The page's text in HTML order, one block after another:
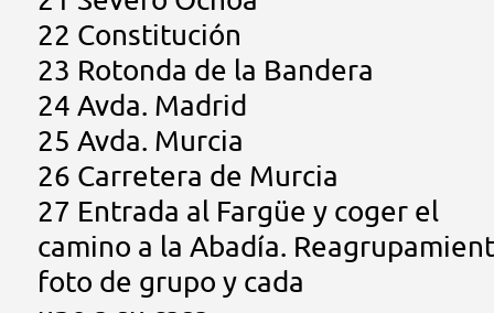
22 Constitución
23 Rotonda de la Bandera
24 Avda. Madrid
25 Avda. Murcia
26 Carretera de Murcia
27 Entrada al Fargüe y coger el
camino a la Abadía.
foto de grupo y cada